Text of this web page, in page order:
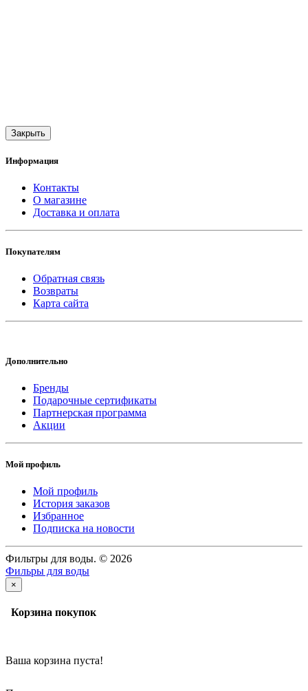
Закрыть
Информация
Контакты
О магазине
Доставка и оплата
Покупателям
Обратная связь
Возвраты
Карта сайта
Дополнительно
Бренды
Подарочные сертификаты
Партнерская программа
Акции
Мой профиль
Мой профиль
История заказов
Избранное
Подписка на новости
Фильтры для воды. © 2026
Фильры для воды
×
Корзина покупок
Ваша корзина пуста!